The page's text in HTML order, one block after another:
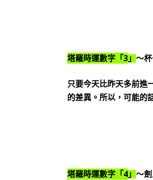
塔羅時運數字「3 」～
只要今天比昨天多前進
的差異。所以，可能的
塔羅時運數字「4 」～劍